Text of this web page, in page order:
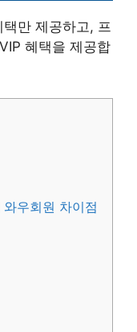
만 제공하고, 프
혜택을 제공합
우회원 차이점